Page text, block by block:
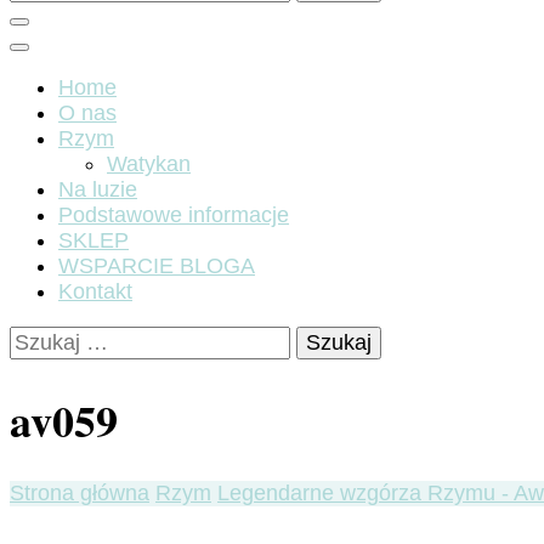
Home
O nas
Rzym
Watykan
Na luzie
Podstawowe informacje
SKLEP
WSPARCIE BLOGA
Kontakt
Szukaj:
av059
Strona główna Rzym Legendarne wzgórza Rzymu -